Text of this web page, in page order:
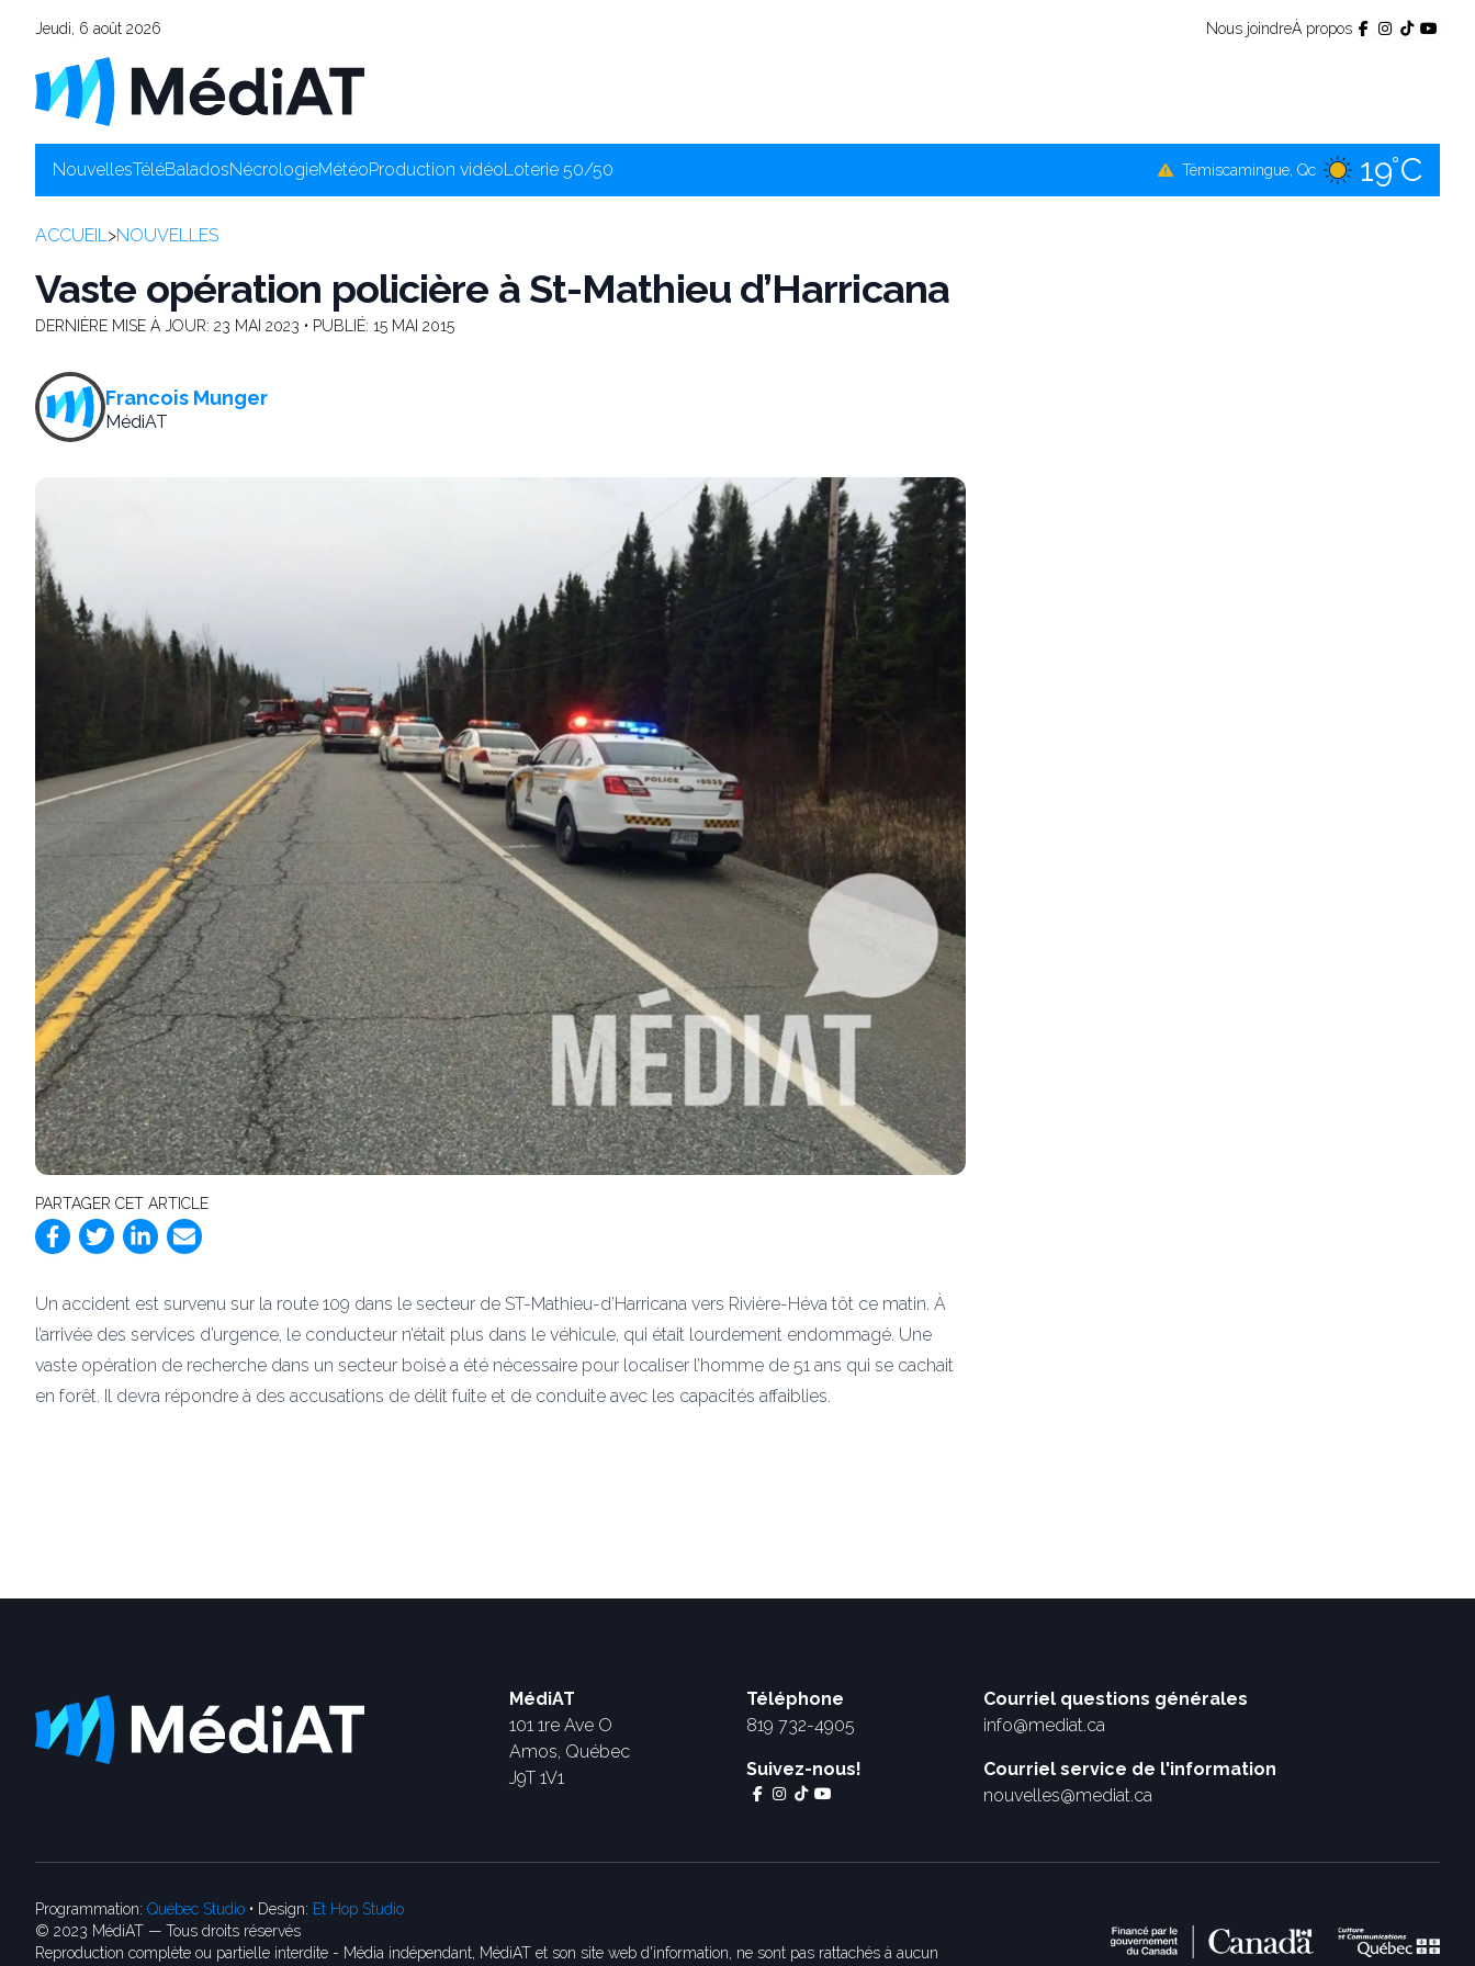
Jeudi, 6 août 2026 Nous joindreÀ propos
NouvellesTéléBaladosNécrologieMétéoProduction vidéoLoterie 50/50
19°C
La Sarre, Qc 18°C
ACCUEIL>NOUVELLES
Vaste opération policière à St-Mathieu d’Harricana
DERNIÈRE MISE À JOUR: 23 MAI 2023 • PUBLIÉ: 15 MAI 2015
Francois Munger
MédiAT
PARTAGER CET ARTICLE
Un accident est survenu sur la route 109 dans le secteur de ST-Mathieu-d’Harricana vers Rivière-Héva tôt ce matin. À
l’arrivée des services d’urgence, le conducteur n’était plus dans le véhicule, qui était lourdement endommagé. Une
vaste opération de recherche dans un secteur boisé a été nécessaire pour localiser l’homme de 51 ans qui se cachait
en forêt. Il devra répondre à des accusations de délit fuite et de conduite avec les capacités affaiblies.
MédiAT
101 1re Ave O
Amos, Québec
J9T 1V1
Téléphone
819 732-4905
Suivez-nous!
Courriel questions générales
info@mediat.ca
Courriel service de l'information
nouvelles@mediat.ca
Programmation: Québec Studio • Design: Et Hop Studio
© 2023 MédiAT — Tous droits réservés
Reproduction complète ou partielle interdite - Média indépendant, MédiAT et son site web d'information, ne sont pas rattachés à aucun